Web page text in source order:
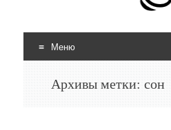
Меню
Архивы метки: сон